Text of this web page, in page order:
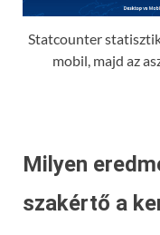
Statcounter
mobil, majd az
Milyen
szakértő a